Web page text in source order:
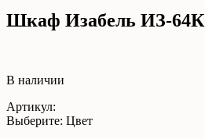
Шкаф Изабель ИЗ-64К
В наличии
Артикул:
Выберите: Цвет